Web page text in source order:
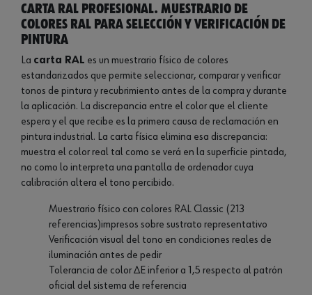
Carta RAL profesional. Muestrario de
colores RAL para selección y verificación de
pintura
La carta RAL es un muestrario físico de colores
estandarizados que permite seleccionar, comparar y verificar
tonos de pintura y recubrimiento antes de la compra y durante
la aplicación. La discrepancia entre el color que el cliente
espera y el que recibe es la primera causa de reclamación en
pintura industrial. La carta física elimina esa discrepancia:
muestra el color real tal como se verá en la superficie pintada,
no como lo interpreta una pantalla de ordenador cuya
calibración altera el tono percibido.
Muestrario físico con colores RAL Classic (213
referencias)impresos sobre sustrato representativo
Verificación visual del tono en condiciones reales de
iluminación antes de pedir
Tolerancia de color ΔE inferior a 1,5 respecto al patrón
oficial del sistema de referencia